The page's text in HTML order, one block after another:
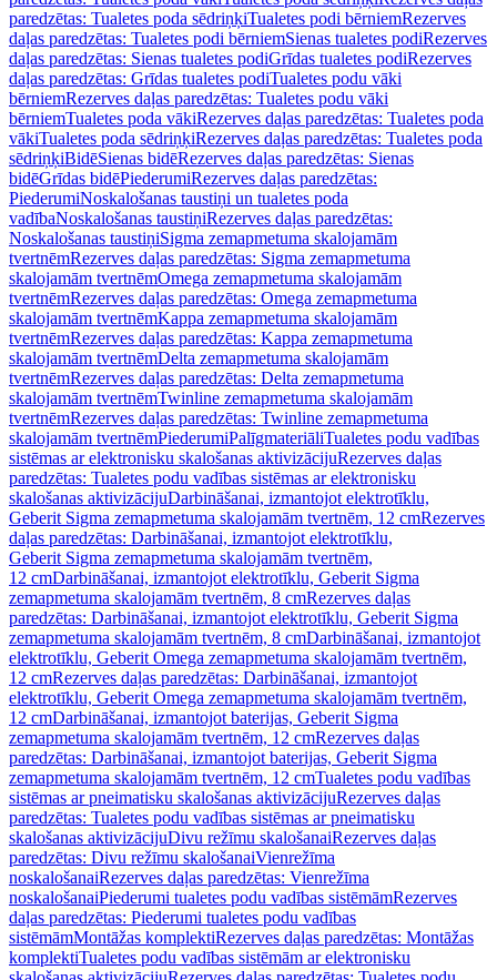
paredzētas: Tualetes poda sēdriņķiTualetes podi bērniemRezerves
daļas paredzētas: Tualetes podi bērniemSienas tualetes podiRezerves
daļas paredzētas: Sienas tualetes podiGrīdas tualetes podiRezerves
daļas paredzētas: Grīdas tualetes podiTualetes podu vāki
bērniemRezerves daļas paredzētas: Tualetes podu vāki
bērniemTualetes poda vākiRezerves daļas paredzētas: Tualetes poda
vākiTualetes poda sēdriņķiRezerves daļas paredzētas: Tualetes poda
sēdriņķiBidēSienas bidēRezerves daļas paredzētas: Sienas
bidēGrīdas bidēPiederumiRezerves daļas paredzētas:
PiederumiNoskalošanas taustiņi un tualetes poda
vadībaNoskalošanas taustiņiRezerves daļas paredzētas:
Noskalošanas taustiņiSigma zemapmetuma skalojamām
tvertnēmRezerves daļas paredzētas: Sigma zemapmetuma
skalojamām tvertnēmOmega zemapmetuma skalojamām
tvertnēmRezerves daļas paredzētas: Omega zemapmetuma
skalojamām tvertnēmKappa zemapmetuma skalojamām
tvertnēmRezerves daļas paredzētas: Kappa zemapmetuma
skalojamām tvertnēmDelta zemapmetuma skalojamām
tvertnēmRezerves daļas paredzētas: Delta zemapmetuma
skalojamām tvertnēmTwinline zemapmetuma skalojamām
tvertnēmRezerves daļas paredzētas: Twinline zemapmetuma
skalojamām tvertnēmPiederumiPalīgmateriāliTualetes podu vadības
sistēmas ar elektronisku skalošanas aktivizācijuRezerves daļas
paredzētas: Tualetes podu vadības sistēmas ar elektronisku
skalošanas aktivizācijuDarbināšanai, izmantojot elektrotīklu,
Geberit Sigma zemapmetuma skalojamām tvertnēm, 12 cmRezerves
daļas paredzētas: Darbināšanai, izmantojot elektrotīklu,
Geberit Sigma zemapmetuma skalojamām tvertnēm,
12 cmDarbināšanai, izmantojot elektrotīklu, Geberit Sigma
zemapmetuma skalojamām tvertnēm, 8 cmRezerves daļas
paredzētas: Darbināšanai, izmantojot elektrotīklu, Geberit Sigma
zemapmetuma skalojamām tvertnēm, 8 cmDarbināšanai, izmantojot
elektrotīklu, Geberit Omega zemapmetuma skalojamām tvertnēm,
12 cmRezerves daļas paredzētas: Darbināšanai, izmantojot
elektrotīklu, Geberit Omega zemapmetuma skalojamām tvertnēm,
12 cmDarbināšanai, izmantojot baterijas, Geberit Sigma
zemapmetuma skalojamām tvertnēm, 12 cmRezerves daļas
paredzētas: Darbināšanai, izmantojot baterijas, Geberit Sigma
zemapmetuma skalojamām tvertnēm, 12 cmTualetes podu vadības
sistēmas ar pneimatisku skalošanas aktivizācijuRezerves daļas
paredzētas: Tualetes podu vadības sistēmas ar pneimatisku
skalošanas aktivizācijuDivu režīmu skalošanaiRezerves daļas
paredzētas: Divu režīmu skalošanaiVienrežīma
noskalošanaiRezerves daļas paredzētas: Vienrežīma
noskalošanaiPiederumi tualetes podu vadības sistēmāmRezerves
daļas paredzētas: Piederumi tualetes podu vadības
sistēmāmMontāžas komplektiRezerves daļas paredzētas: Montāžas
komplektiTualetes podu vadības sistēmām ar elektronisku